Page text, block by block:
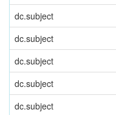
dc.subject
dc.subject
dc.subject
dc.subject
dc.subject